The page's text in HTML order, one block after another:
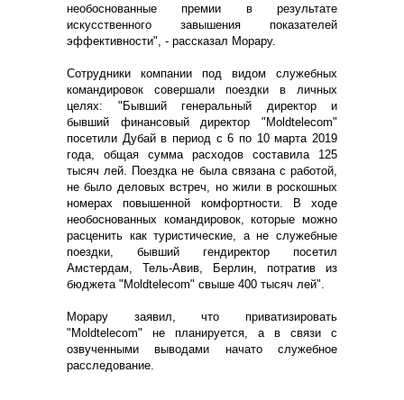
необоснованные премии в результате
искусственного завышения показателей
эффективности", - рассказал Морару.
Сотрудники компании под видом служебных
командировок совершали поездки в личных
целях: "Бывший генеральный директор и
бывший финансовый директор "Moldtelecom"
посетили Дубай в период с 6 по 10 марта 2019
года, общая сумма расходов составила 125
тысяч лей. Поездка не была связана с работой,
не было деловых встреч, но жили в роскошных
номерах повышенной комфортности. В ходе
необоснованных командировок, которые можно
расценить как туристические, а не служебные
поездки, бывший гендиректор посетил
Амстердам, Тель-Авив, Берлин, потратив из
бюджета "Moldtelecom" свыше 400 тысяч лей".
Морару заявил, что приватизировать
"Moldtelecom" не планируется, а в связи с
озвученными выводами начато служебное
расследование.